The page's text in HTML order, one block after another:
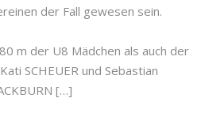
der Fall gewesen sein.
m der U8 Mädchen als auch der
SCHEUER und Sebastian
[…]